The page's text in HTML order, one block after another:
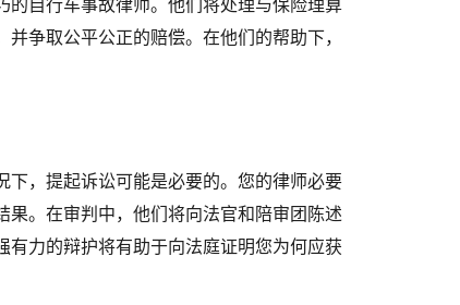
争取公平公正的赔偿。在他们的帮助下，
，提起诉讼可能是必要的。您的律师必要
。在审判中，他们将向法官和陪审团陈述
力的辩护将有助于向法庭证明您为何应获